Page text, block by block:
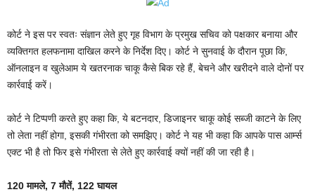
कोर्ट ने इस पर स्वतः संज्ञान लेते हुए गृह विभाग के प्रमुख सचिव को पक्षकार बनाया और
व्यक्तिगत हलफनामा दाखिल करने के निर्देश दिए। कोर्ट ने सुनवाई के दौरान पूछा कि,
ऑनलाइन व खुलेआम ये खतरनाक चाकू कैसे बिक रहे हैं, बेचने और खरीदने वाले दोनों पर
कार्रवाई करें।
कोर्ट ने टिप्पणी करते हुए कहा कि, ये बटनदार, डिजाइनर चाकू कोई सब्जी काटने के लिए
तो लेता नहीं होगा, इसकी गंभीरता को समझिए। कोर्ट ने यह भी कहा कि आपके पास आर्म्स
एक्ट भी है तो फिर इसे गंभीरता से लेते हुए कार्रवाई क्यों नहीं की जा रही है।
120 मामले, 7 मौतें, 122 घायल